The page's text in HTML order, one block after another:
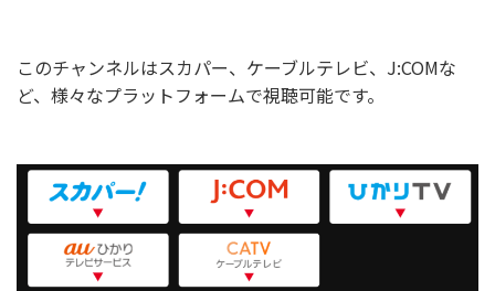
このチャンネルはスカパー、ケーブルテレビ、J:COMな
ど、様々なプラットフォームで視聴可能です。